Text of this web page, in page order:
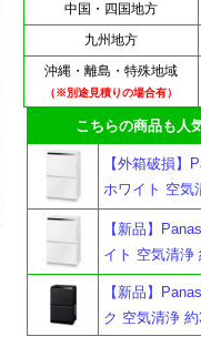
中国・四国地方
九州地方
沖縄・離島・特殊地域
（※別途見積りの場合有）
こちらの商品も人気
【外箱破損
ホワイト 空気
【新品】
イト 空気清浄
【新品】
ク 空気清浄